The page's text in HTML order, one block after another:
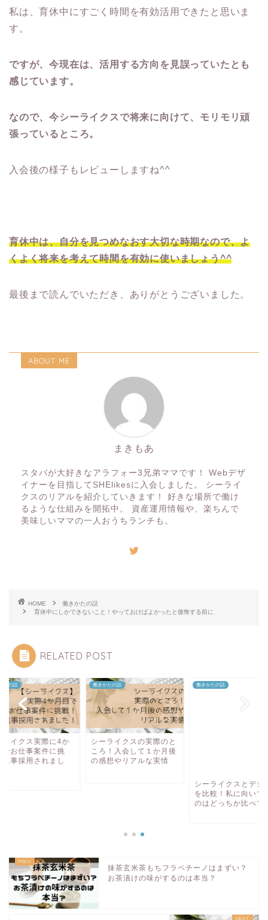
私は、育休中にすごく時間を有効活用できたと思いま
す。
ですが、今現在は、活用する方向を見誤っていたとも
感じています。
なので、今シーライクスで将来に向けて、モリモリ頑
張っているところ。
入会後の様子もレビューしますね^^
育休中は、自分を見つめなおす大切な時期なので、よ
くよく将来を考えて時間を有効に使いましょう^^
最後まで読んでいただき、ありがとうございました。
ABOUT ME
まきもあ
スタバが大好きなアラフォー3兄弟ママです！ Webデザ
イナーを目指してSHElikesに入会しました。 シーライ
クスのリアルを紹介していきます！ 好きな場所で働け
るような仕組みを開拓中。 資産運用情報や、楽ちんで
美味しいママの一人おうちランチも。
HOME
働きかたの話
育休中にしかできないこと！やっておけばよかったと後悔する前に
RELATED POST
たの話
ライクス実際に4か
でお仕事案件に挑
見事採用されまし
働きかたの話
シーライクスの実際のと
ころ！入会して１か月後
の感想やリアルな実情
働きかたの話
抹茶玄米茶もちフラペチーノはまずい？
お茶漬けの味がするのは本当？